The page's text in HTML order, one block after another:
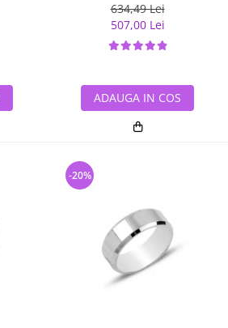
634,49 Lei
507,00 Lei
ADAUGA IN COS
-20%